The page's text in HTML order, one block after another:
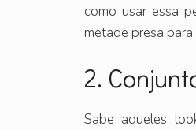
como usar essa
metade presa para
2.
Sabe aqueles